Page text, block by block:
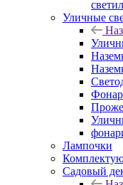
Уличные
Лампочки
Садовый